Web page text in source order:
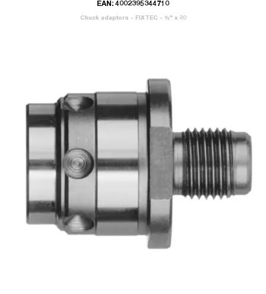
EAN: 4002395344710
Chuck adaptors - FIXTEC - ½" x 20